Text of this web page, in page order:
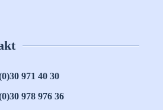
971 40 30
978 976 36